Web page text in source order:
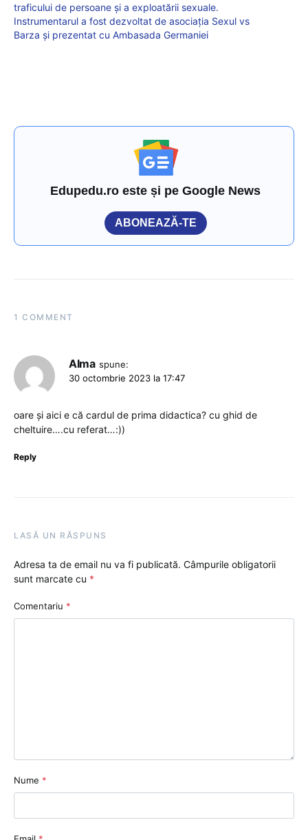
traficului de persoane și a exploatării sexuale.
Instrumentarul a fost dezvoltat de asociația Sexul vs
Barza și prezentat cu Ambasada Germaniei
Edupedu.ro este și pe Google News
ABONEAZĂ-TE
1 COMMENT
Alma spune:
30 octombrie 2023 la 17:47
oare și aici e că cardul de prima didactica? cu ghid de
cheltuire….cu referat…:))
Reply
LASĂ UN RĂSPUNS
Adresa ta de email nu va fi publicată. Câmpurile obligatorii
sunt marcate cu *
Comentariu *
Nume *